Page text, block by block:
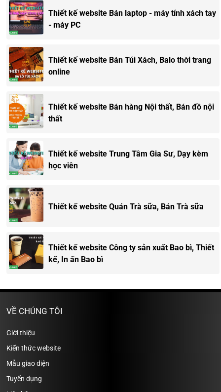
Thiết kế website Bán laptop - máy tính xách tay
- máy PC
Thiết kế website Bán Túi Xách, Balo thời trang
online
Thiết kế website Bán hàng Nội thất, Bán đồ nội
thất
Thiết kế website Trung Tâm Gia Sư, Dạy kèm
học viên
Thiết kế website Quán Trà sữa, Bán Trà sữa
Thiết kế website Công ty sản xuất Bao bì, Thiết
kế, In ấn Bao bì
VỀ CHÚNG TÔI
Giới thiệu
Kiến thức website
Mẫu giao diện
Tuyển dụng